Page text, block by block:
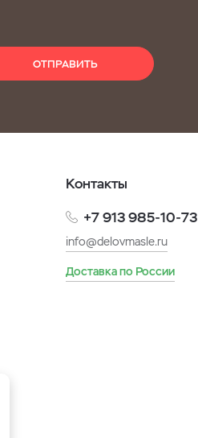
ОТПРАВИТЬ
Контакты
+7 913 985-10-73
info@delovmasle.ru
Доставка по России